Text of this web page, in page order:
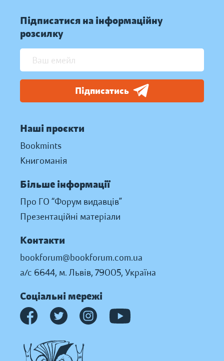
Підписатися на інформаційну
розсилку
Підписатись
Наші проєкти
Bookmints
Книгоманія
Більше інформації
Про ГО “Форум видавців”
Презентаційні матеріали
Контакти
bookforum@bookforum.com.ua
а/с 6644, м. Львів, 79005, Україна
Соціальні мережі